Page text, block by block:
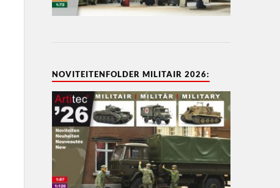
NOVITEITENFOLDER MILITAIR 2026: